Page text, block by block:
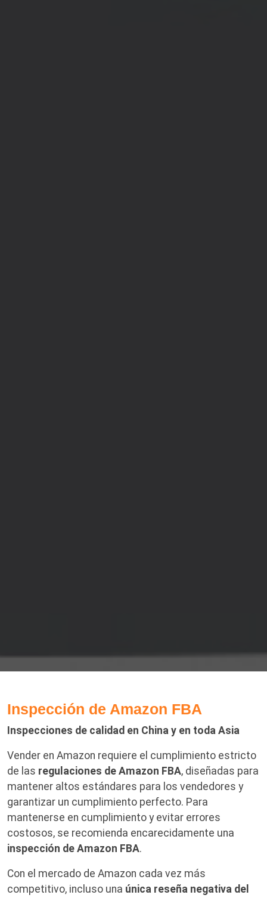
Inspección de Amazon FBA
Inspecciones de calidad en China y en toda Asia
Vender en Amazon requiere el cumplimiento estricto
de las regulaciones de Amazon FBA, diseñadas para
mantener altos estándares para los vendedores y
garantizar un cumplimiento perfecto. Para
mantenerse en cumplimiento y evitar errores
costosos, se recomienda encarecidamente una
inspección de Amazon FBA.
Con el mercado de Amazon cada vez más
competitivo, incluso una única reseña negativa del